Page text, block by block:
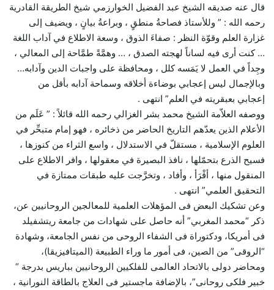
قال عنه صديقه الشيخ عبد الفضيل الخوارزمي شيخ الطريقة القادرية
رحمه الله : ” وللأستاذ فصاحةُ منطقٍ ، وبراعةُ بيانٍ ، ويضيف إلى
غزارة العلم وقوّة النظر : صفاءَ الذوق ، وسعة الاطلاع في آداب اللغة
… كنت أرى فيه لساناً لهجته الصدق ، … وهمَّةً طمَّاحة إلى المعالي ،
وجِداً في العمل لا يَمَسه كلل ، ومحافظة على واجبات الدين وآدابه…
وبالإجمال ليس إعجابي بوضاءة أخلاقه وسماحة آدابه بأقل من
إعجابي بعبقريته في العلم” انتهى .
ووصفه العلاّمة الشيخ محمد بشر الغزالي رحمه الله قائلاً : ” عَلَم من
الأعلام الذين يعدّهم التاريخ الحاضر من ذخائره ، فهو إمام متبحِّر في
العلوم الإسلامية ، مستقلّ في الاستدلال ، واسع الثراء من كنوزها ،
فسيح الذرع بتحمّلها ، نافذ البصيرة في معقولها ، وافر الاطلاع على
المنقول منها ، أقْرَأ ، وأفاد ، وتخرَّجت عليه طبقات ممتازة في
التحقيق العلمي” انتهى .
وعن تشكيك البعض فى المؤهلات العلمية للمعالجين الروحانيين عن،
ذكر “محمد المغربي” أنه حاصل على شهادات من جامعة ريتشفيلد
فى أمريكا، ودكتوراة فى الشفاء الروحى من نفس الجامعة، وشهادة
“الروقى” من الصين، فى أمور ما وراء الطبيعة (الميتافيزيقا)،
ومحاضر دولى بالاتحاد العالمى للفلكيين الروحانيين بباريس بدرجة “
خبير فلكى روحانى”، بالإضافة ماجستير فى العلاج بالطاقة النورانية ،